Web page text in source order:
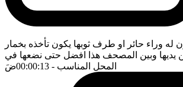
له وراء حائر او طرف ثوبها يكون تأخذه بخمار
يديها وبين المصحف هذا افضل حتى نضعها في
المحل المناسب - 00:00:13 ضَ